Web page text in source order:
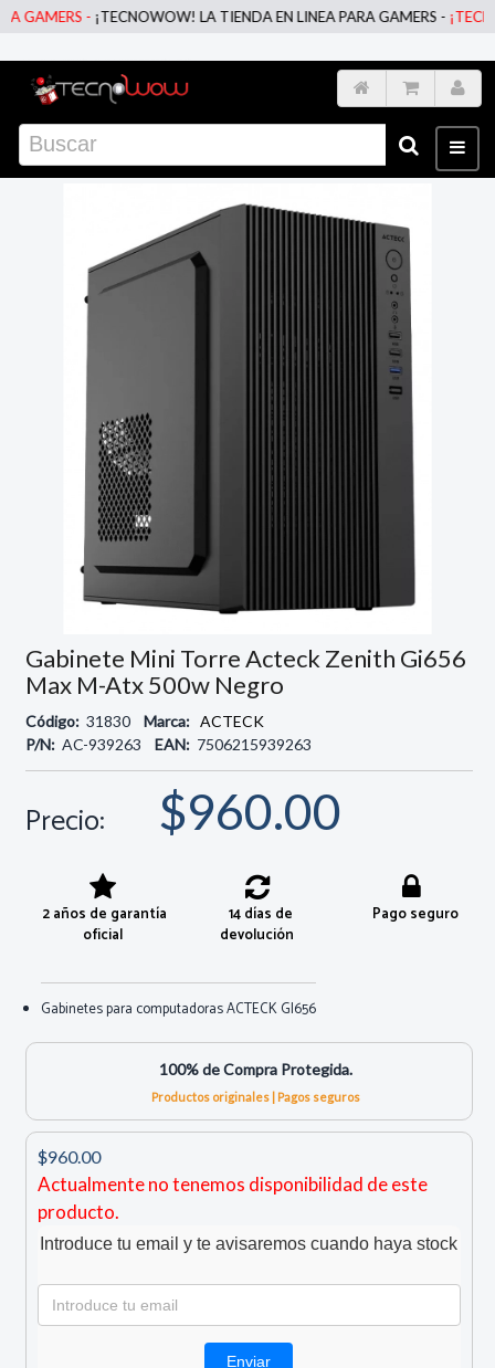
-¡TECNOWOW! LA TIENDA EN LINEA PARA GAMERS -
Gabinete Mini Torre Acteck Zenith Gi656
Max M-Atx 500w Negro
Código: 31830 Marca: ACTECK
P/N: AC-939263 EAN: 7506215939263
Precio: $960.00
2 años de garantía
oficial
14 días de
devolución
Pago seguro
Gabinetes para computadoras ACTECK GI656
100% de Compra Protegida.
Productos originales | Pagos seguros
$960.00
Actualmente no tenemos disponibilidad de este
producto.
Introduce tu email y te avisaremos cuando haya stock